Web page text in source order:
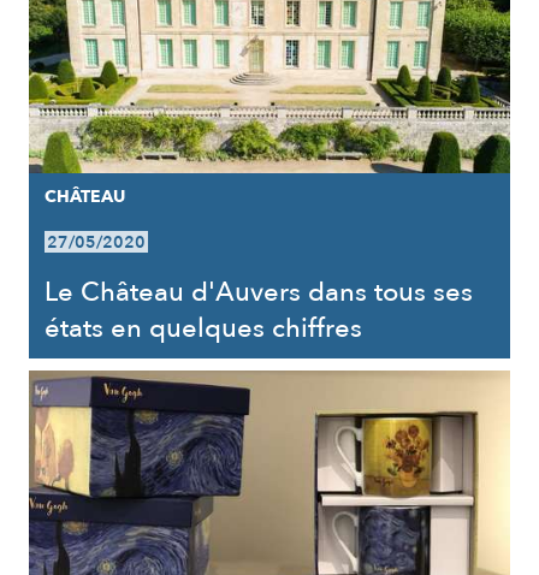
CHÂTEAU
27/05/2020
Le Château d'Auvers dans tous ses
états en quelques chiffres